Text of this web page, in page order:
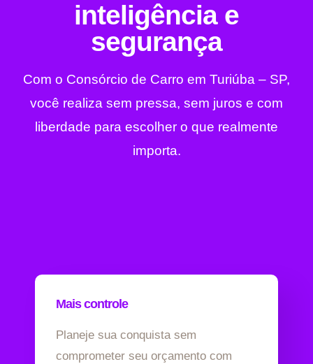
inteligência e
segurança
Com o Consórcio de Carro em Turiúba – SP,
você realiza sem pressa, sem juros e com
liberdade para escolher o que realmente
importa.
Mais controle
Planeje sua conquista sem
comprometer seu orçamento com